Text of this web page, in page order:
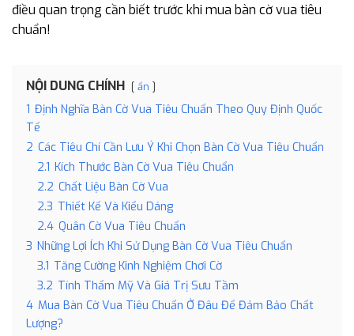
điều quan trọng cần biết trước khi mua bàn cờ vua tiêu
chuẩn!
NỘI DUNG CHÍNH ẩn
1 Định Nghĩa Bàn Cờ Vua Tiêu Chuẩn Theo Quy Định Quốc
Tế
2 Các Tiêu Chí Cần Lưu Ý Khi Chọn Bàn Cờ Vua Tiêu Chuẩn
2.1 Kích Thước Bàn Cờ Vua Tiêu Chuẩn
2.2 Chất Liệu Bàn Cờ Vua
2.3 Thiết Kế Và Kiểu Dáng
2.4 Quân Cờ Vua Tiêu Chuẩn
3 Những Lợi Ích Khi Sử Dụng Bàn Cờ Vua Tiêu Chuẩn
3.1 Tăng Cường Kinh Nghiệm Chơi Cờ
3.2 Tính Thẩm Mỹ Và Giá Trị Sưu Tầm
4 Mua Bàn Cờ Vua Tiêu Chuẩn Ở Đâu Để Đảm Bảo Chất
Lượng?